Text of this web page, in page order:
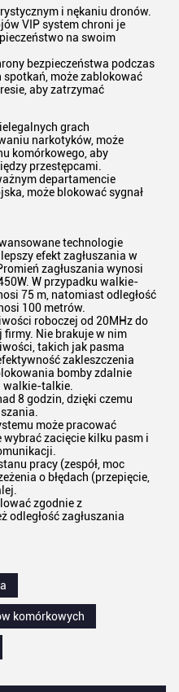
i nękaniu dronów.
VIP system chroni je
na swoim
bezpieczeństwa podczas
spotkań, może zablokować
aby zatrzymać
grach
narkotyków, może
komórkowego, aby
przestępcami.
departamencie
może blokować sygnał
technologie
efekt zagłuszania w
zagłuszania wynosi
W przypadku walkie-
75 m, natomiast odległość
100 metrów.
roboczej od 20MHz do
firmy. Nie brakuje w nim
takich jak pasma
zakleszczenia
bomby zdalnie
walkie-talkie.
8 godzin, dzięki czemu
może pracować
zacięcie kilku pasm i
pracy (zespół, moc
o błędach (przepięcie,
zgodnie z
odległość zagłuszania
komórkowych